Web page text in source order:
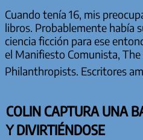
Cuando tenía 16, mis
libros. Probablemente había
ciencia ficción para ese
el Manifiesto Comunista,
Philanthropists. Escritores
COLIN CAPTURA UNA
Y DIVIRTIÉNDOSE